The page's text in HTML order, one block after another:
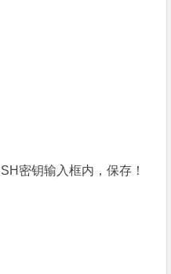
密钥输入框内，保存！